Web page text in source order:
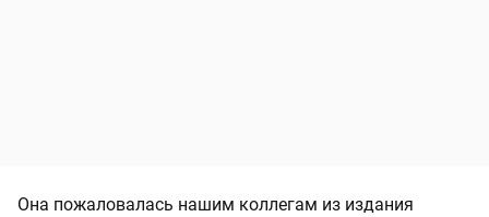
Она пожаловалась нашим коллегам из издания